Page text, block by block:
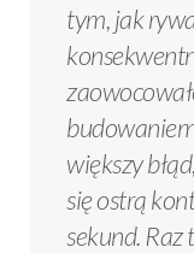
tym, jak
większy
się ostrą
sekund.